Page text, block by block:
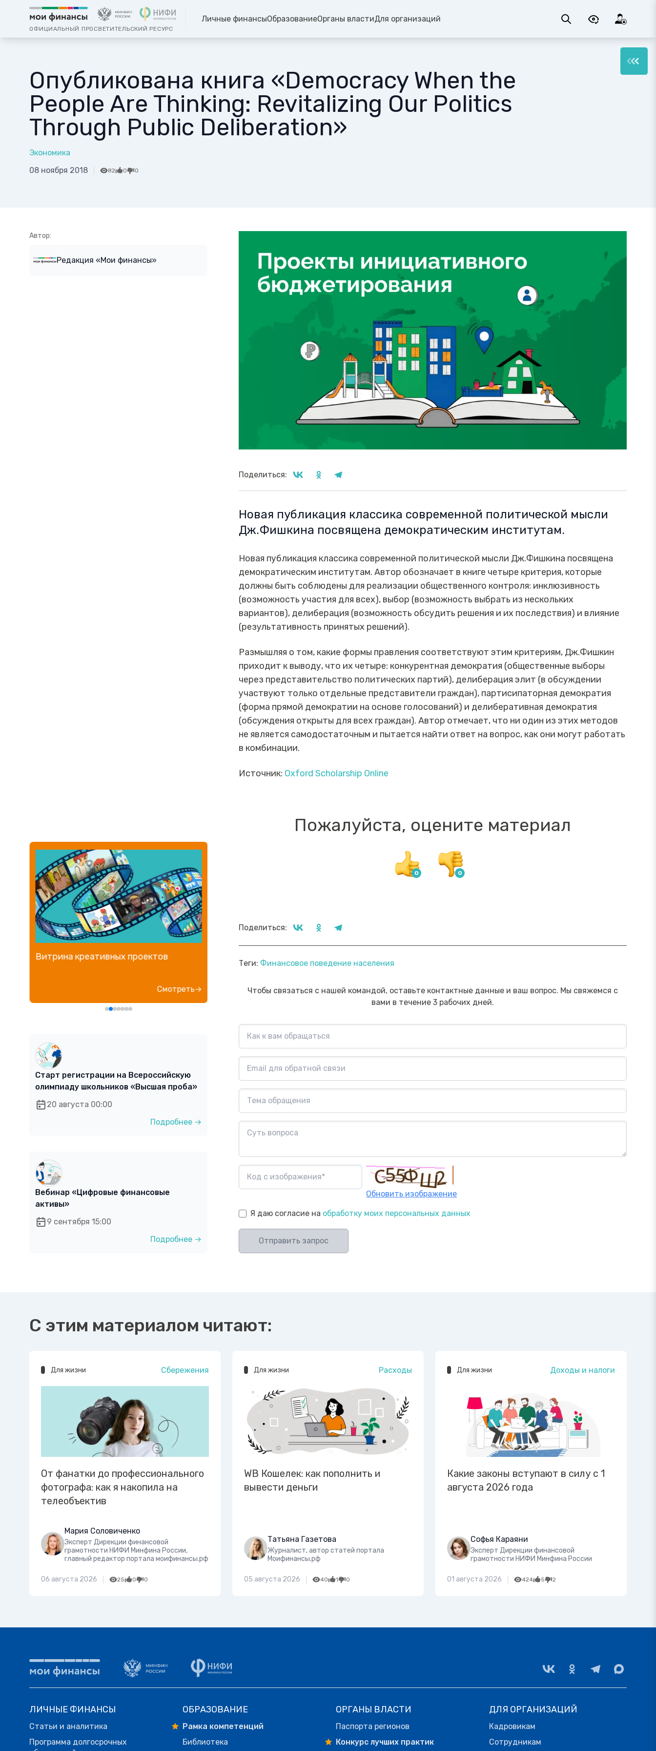
ОФИЦИАЛЬНЫЙ ПРОСВЕТИТЕЛЬСКИЙ РЕСУРС
Личные финансыОбразованиеОрганы властиДля организаций
Опубликована книга «Democracy When the
People Are Thinking: Revitalizing Our Politics
Through Public Deliberation»
Экономика
08 ноября 2018
82 0 0
Автор:
Редакция «Мои финансы»
Поделиться:
Новая публикация классика современной политической мысли
Дж.Фишкина посвящена демократическим институтам.
Новая публикация классика современной политической мысли Дж.Фишкина посвящена
демократическим институтам. Автор обозначает в книге четыре критерия, которые
должны быть соблюдены для реализации общественного контроля: инклюзивность
(возможность участия для всех), выбор (возможность выбрать из нескольких
вариантов), делиберация (возможность обсудить решения и их последствия) и влияние
(результативность принятых решений).
Размышляя о том, какие формы правления соответствуют этим критериям, Дж.Фишкин
приходит к выводу, что их четыре: конкурентная демократия (общественные выборы
через представительство политических партий), делиберация элит (в обсуждении
участвуют только отдельные представители граждан), партисипаторная демократия
(форма прямой демократии на основе голосований) и делиберативная демократия
(обсуждения открыты для всех граждан). Автор отмечает, что ни один из этих методов
не является самодостаточным и пытается найти ответ на вопрос, как они могут работать
в комбинации.
Источник: Oxford Scholarship Online
Пожалуйста, оцените материал
Поделиться:
Теги: Финансовое поведение населения
Чтобы связаться с нашей командой, оставьте контактные данные и ваш вопрос. Мы свяжемся с
вами в течение 3 рабочих дней.
Обновить изображение
Я даю согласие на обработку моих персональных данных
Отправить запрос
Витрина креативных проектов
Смотреть→
Прямой эфир «Мошенник VS
Финансовый блогер»
Посмотреть→ Посмотреть→
Старт регистрации на Всероссийскую
олимпиаду школьников «Высшая проба»
20 августа 00:00
Подробнее →
Вебинар «Цифровые финансовые
активы»
9 сентября 15:00
Подробнее →
С этим материалом читают:
Для жизни Сбережения
От фанатки до профессионального
фотографа: как я накопила на
телеобъектив
Мария Соловиченко
Эксперт Дирекции финансовой
грамотности НИФИ Минфина России,
главный редактор портала моифинансы.рф
06 августа 2026 25 0 0
Для жизни Расходы
WB Кошелек: как пополнить и
вывести деньги
Татьяна Газетова
Журналист, автор статей портала
Моифинансы.рф
05 августа 2026 40 1 0
Для жизни Доходы и налоги
Какие законы вступают в силу с 1
августа 2026 года
Софья Караяни
Эксперт Дирекции финансовой
грамотности НИФИ Минфина России
01 августа 2026 424 5 2
ЛИЧНЫЕ ФИНАНСЫ
Статьи и аналитика
Программа долгосрочных
ОБРАЗОВАНИЕ
Рамка компетенций
Библиотека
ОРГАНЫ ВЛАСТИ
Паспорта регионов
Конкурс лучших практик
ДЛЯ ОРГАНИЗАЦИЙ
Кадровикам
Сотрудникам